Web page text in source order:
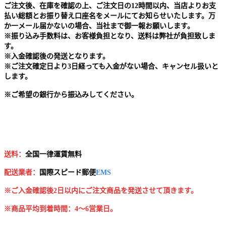
ご注文後、在庫を確認の上、ご注文日の12時間以内、当店よりお支
払い総額とお振り替え口座名をメールにてお知らせいたします。万
か一メール届かないの場合、当社まで御一報お願いします。
※振り込み手数料は、お客様負担となり、送料は弊社が負担致しま
す。
※ 入金確認後の発送となります。
※ ご注文確定日より3日経っても入金がない場合、キャンセル扱いと
します。
※ ご希望の銀行から振込みしてください。
送料： 全国一律運賃無料
配送業者： 国 際スピード郵便EMS
※ご入金確認後2日以内にご注文商品を発送させて頂きます。
※商品平均到着時間：4～6営業日。